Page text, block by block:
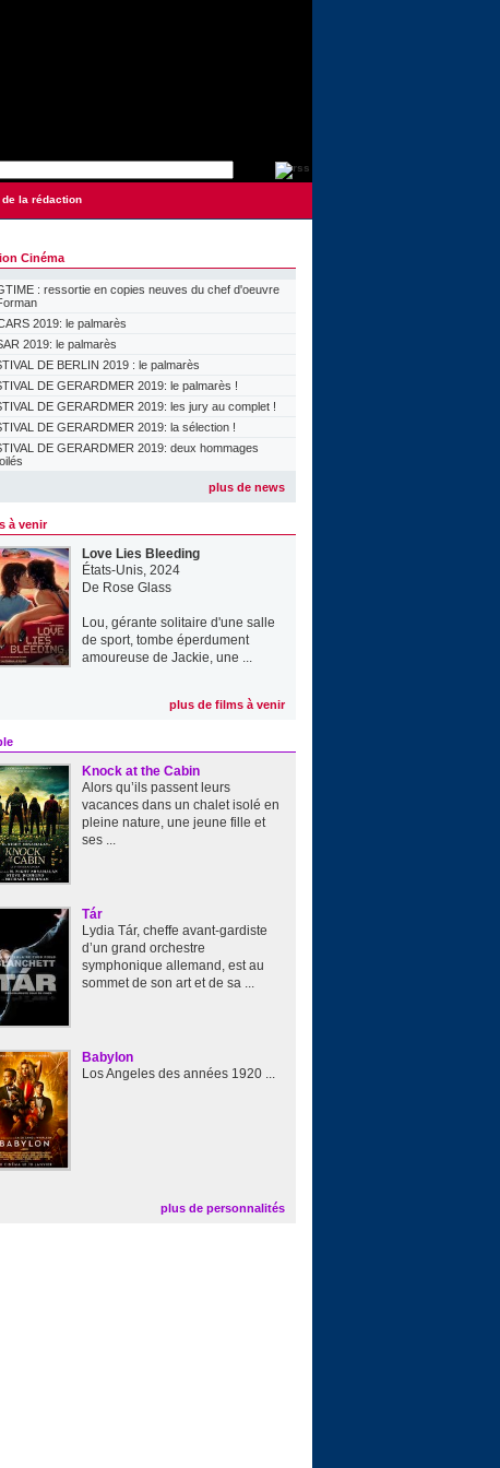
de la rédaction
Cinéma
: ressortie en copies neuves du chef d'oeuvre
2019: le palmarès
2019: le palmarès
DE BERLIN 2019 : le palmarès
DE GERARDMER 2019: le palmarès !
DE GERARDMER 2019: les jury au complet !
DE GERARDMER 2019: la sélection !
DE GERARDMER 2019: deux hommages
plus de news
à venir
Love Lies Bleeding
États-Unis, 2024
De Rose Glass
Lou, gérante solitaire d'une salle
de sport, tombe éperdument
amoureuse de Jackie, une ...
plus de films à venir
Knock at the Cabin
Alors qu’ils passent leurs
vacances dans un chalet isolé en
pleine nature, une jeune fille et
ses ...
Tár
Lydia Tár, cheffe avant-gardiste
d’un grand orchestre
symphonique allemand, est au
sommet de son art et de sa ...
Babylon
Los Angeles des années 1920 ...
plus de personnalités